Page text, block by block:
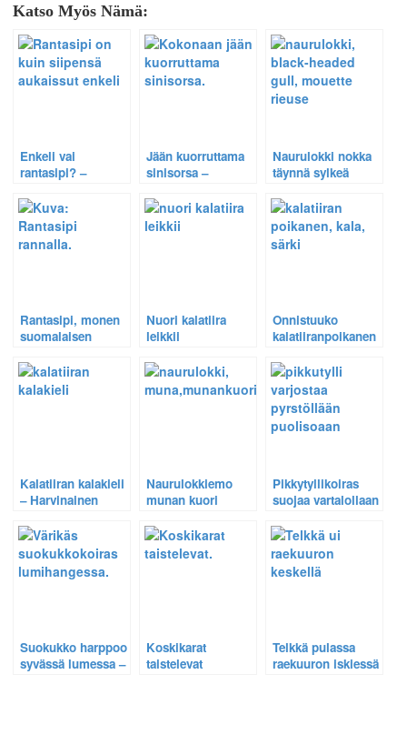
Katso Myös Nämä:
Enkeli vai
rantasipi? –
tilannekuva 38.
Jään kuorruttama
sinisorsa –
tilannekuva 20.
Naurulokki nokka
täynnä sylkeä
Harvinainen
tilannekuva 40
Rantasipi, monen
suomalaisen
lähikuvassa.
Nuori kalatiira
leikkii
Harvinainen
tilannekuva 53
Onnistuuko
kalatiiranpoikanen
jättikalan –
Harvinainen
tilannekuva 52
Kalatiiran kalakieli
– Harvinainen
Naurulokkiemo
munan kuori
Harvinainen
tilannekuva 45.
Pikkytyllikoiras
suojaa vartalollaan
Harvinainen
tilannekuva 62
Suokukko harppoo
syvässä lumessa –
Koskikarat
taistelevat
Telkkä pulassa
raekuuron iskiessä